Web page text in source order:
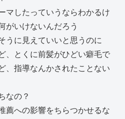
マしたっていうならわかるけ
がいけないんだろう
うに見えていいと思うのに
、とくに前髪がひどい癖毛で
、指導なんかされたことない
なの？
薦への影響をちらつかせるな